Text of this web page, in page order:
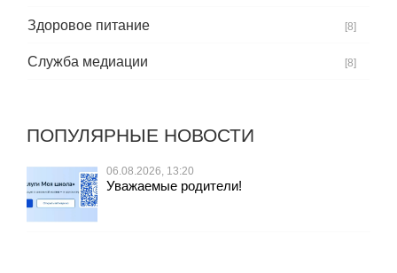
Здоровое питание [8]
Служба медиации [8]
ПОПУЛЯРНЫЕ НОВОСТИ
06.08.2026, 13:20
Уважаемые родители!